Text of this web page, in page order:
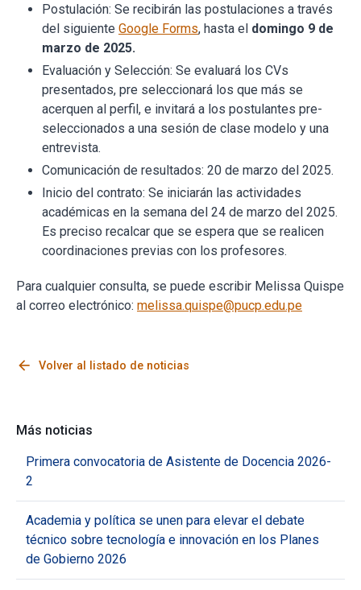
Postulación: Se recibirán las postulaciones a través
del siguiente Google Forms, hasta el domingo 9 de
marzo de 2025.
Evaluación y Selección: Se evaluará los CVs
presentados, pre seleccionará los que más se
acerquen al perfil, e invitará a los postulantes pre-
seleccionados a una sesión de clase modelo y una
entrevista.
Comunicación de resultados: 20 de marzo del 2025.
Inicio del contrato: Se iniciarán las actividades
académicas en la semana del 24 de marzo del 2025.
Es preciso recalcar que se espera que se realicen
coordinaciones previas con los profesores.
Para cualquier consulta, se puede escribir Melissa Quispe
al correo electrónico: melissa.quispe@pucp.edu.pe
arrow_back Volver al listado de noticias
Más noticias
Primera convocatoria de Asistente de Docencia 2026-
2
Academia y política se unen para elevar el debate
técnico sobre tecnología e innovación en los Planes
de Gobierno 2026